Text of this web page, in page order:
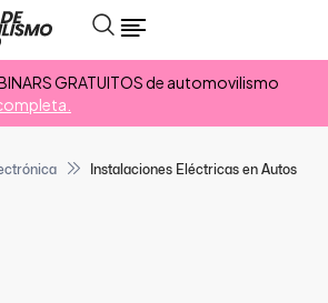
GRATUITOS de automovilismo
Instalaciones Eléctricas en Autos